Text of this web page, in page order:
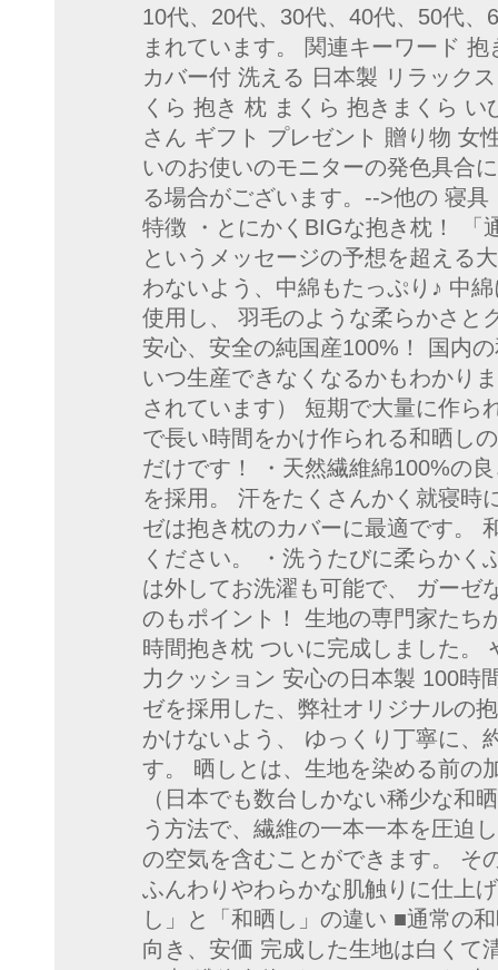
10代、20代、30代、40代、50代
まれています。 関連キーワード
カバー付 洗える 日本製 リラック
くら 抱き 枕 まくら 抱きまくら
さん ギフト プレゼント 贈り物 女
いのお使いのモニターの発色具合
る場合がございます。-->他の 寝
特徴 ・とにかくBIGな抱き枕！ 「
というメッセージの予想を超える
わないよう、中綿もたっぷり♪ 中
使用し、 羽毛のような柔らかさと
安心、安全の純国産100%！ 国内
いつ生産できなくなるかもわかり
されています） 短期で大量に作ら
で長い時間をかけ作られる和晒し
だけです！ ・天然繊維綿100%の
を採用。 汗をたくさんかく就寝時
ゼは抱き枕のカバーに最適です。
ください。 ・洗うたびに柔らかく
は外してお洗濯も可能で、 ガーゼ
のもポイント！ 生地の専門家たち
時間抱き枕 ついに完成しました。
力クッション 安心の日本製 100時
ゼを採用した、弊社オリジナルの
かけないよう、 ゆっくり丁寧に、
す。 晒しとは、生地を染める前の
（日本でも数台しかない稀少な和
う方法で、繊維の一本一本を圧迫
の空気を含むことができます。 そ
ふんわりやわらかな肌触りに仕上
し」と「和晒し」の違い ■通常の
向き、安価 完成した生地は白くて